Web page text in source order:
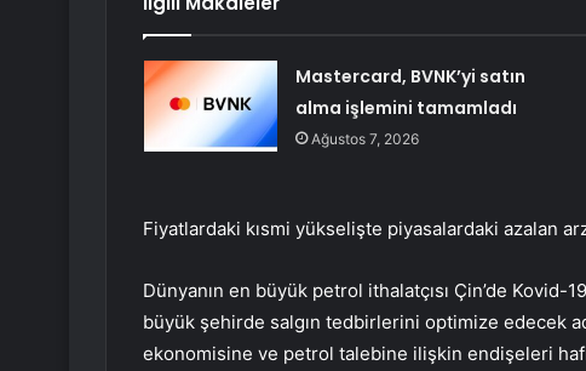
Mastercard, BVNK’yi satın
alma işlemini tamamladı
Ağustos 7, 2026
Fiyatlardaki kısmi yükselişte piyasalardaki azalan
Dünyanın en büyük petrol ithalatçısı Çin’de
büyük şehirde salgın tedbirlerini optimize edecek
ekonomisine ve petrol talebine ilişkin endişeleri